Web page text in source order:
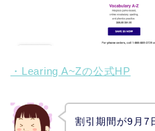
・Learing A~Zの公式HP
割引期間が9月7